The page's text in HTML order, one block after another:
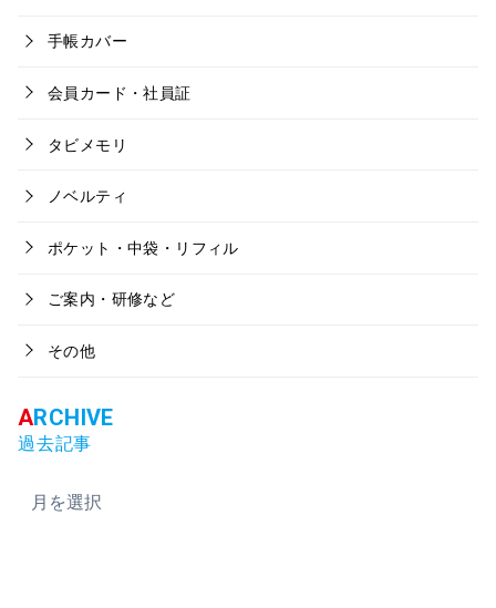
手帳カバー
会員カード・社員証
タビメモリ
ノベルティ
ポケット・中袋・リフィル
ご案内・研修など
その他
過去記事
ー